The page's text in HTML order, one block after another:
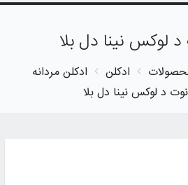
لوکس نینا دل بلا
ادکلن
ادکلن مردانه
د لوکس نینا دل بلا